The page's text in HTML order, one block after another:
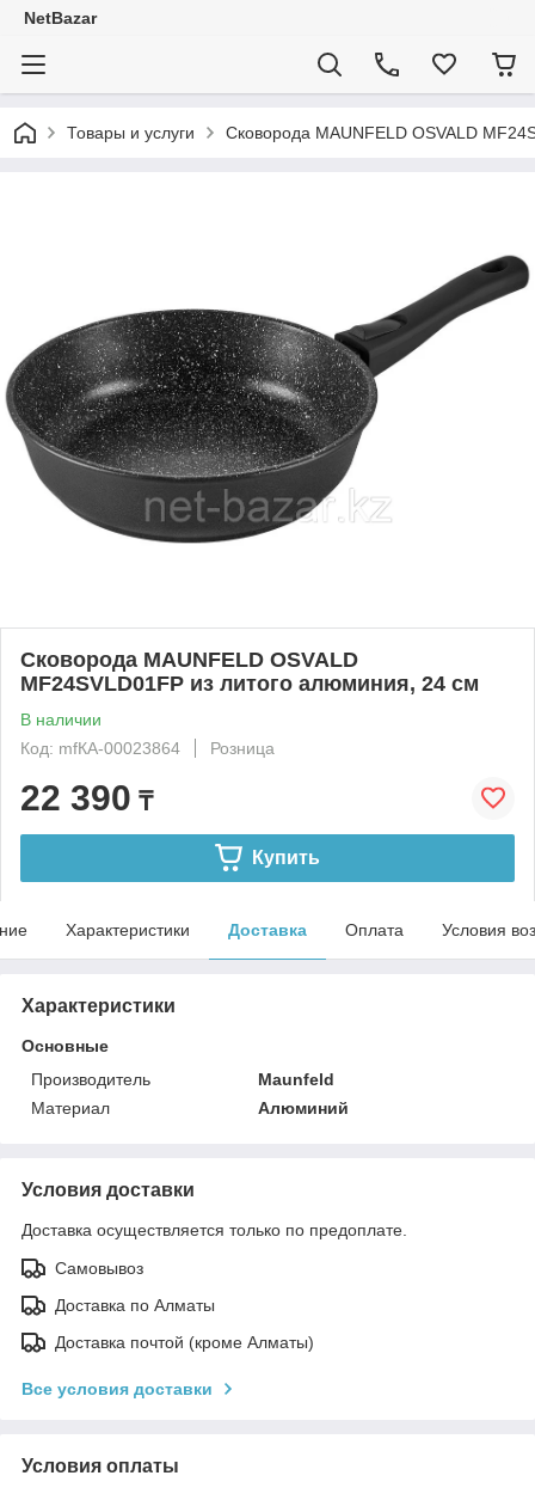
NetBazar
Товары и услуги Сковорода MAUNFELD OSVALD
Сковорода MAUNFELD OSVALD
MF24SVLD01FP из литого алюминия, 24 см
В наличии
Код: mfКА-00023864
Розница
22 390 ₸
Купить
Характеристики Доставка Оплата Условия
Характеристики
Основные
Производитель
Maunfeld
Материал
Алюминий
Условия доставки
Доставка осуществляется только по предоплате.
Самовывоз
Доставка по Алматы
Доставка почтой (кроме Алматы)
Все условия доставки
Условия оплаты